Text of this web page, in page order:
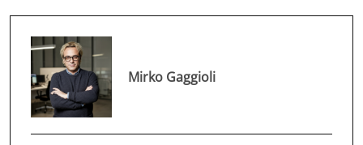
Mirko Gaggioli